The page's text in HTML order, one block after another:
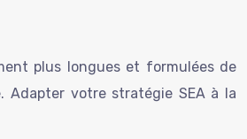
plus longues et formulées de
Adapter votre stratégie SEA à la